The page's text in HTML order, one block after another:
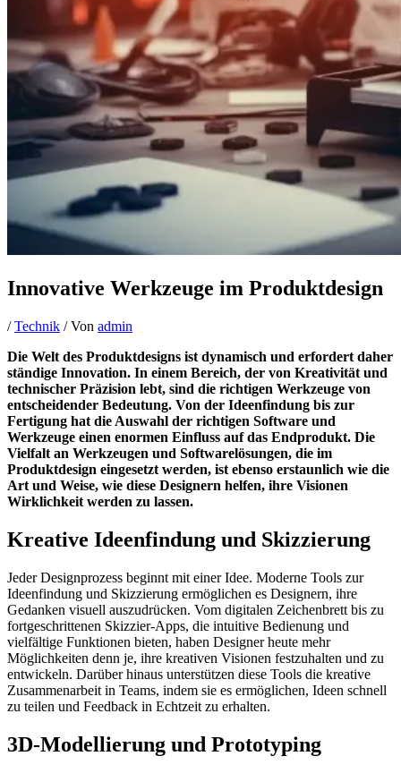
Innovative Werkzeuge im Produktdesign
/Technik / Von admin
Die Welt des Produktdesigns ist dynamisch und erfordert daher
ständige Innovation. In einem Bereich, der von Kreativität und
technischer Präzision lebt, sind die richtigen Werkzeuge von
entscheidender Bedeutung. Von der Ideenfindung bis zur
Fertigung hat die Auswahl der richtigen Software und
Werkzeuge einen enormen Einfluss auf das Endprodukt. Die
Vielfalt an Werkzeugen und Softwarelösungen, die im
Produktdesign eingesetzt werden, ist ebenso erstaunlich wie die
Art und Weise, wie diese Designern helfen, ihre Visionen
Wirklichkeit werden zu lassen.
Kreative Ideenfindung und Skizzierung
Jeder Designprozess beginnt mit einer Idee. Moderne Tools zur
Ideenfindung und Skizzierung ermöglichen es Designern, ihre
Gedanken visuell auszudrücken. Vom digitalen Zeichenbrett bis zu
fortgeschrittenen Skizzier-Apps, die intuitive Bedienung und
vielfältige Funktionen bieten, haben Designer heute mehr
Möglichkeiten denn je, ihre kreativen Visionen festzuhalten und zu
entwickeln. Darüber hinaus unterstützen diese Tools die kreative
Zusammenarbeit in Teams, indem sie es ermöglichen, Ideen schnell
zu teilen und Feedback in Echtzeit zu erhalten.
3D-Modellierung und Prototyping